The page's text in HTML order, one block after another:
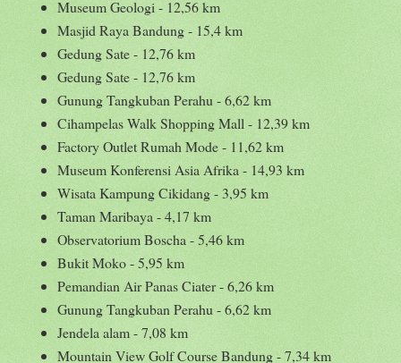
Museum Geologi - 12,56 km
Masjid Raya Bandung - 15,4 km
Gedung Sate - 12,76 km
Gedung Sate - 12,76 km
Gunung Tangkuban Perahu - 6,62 km
Cihampelas Walk Shopping Mall - 12,39 km
Factory Outlet Rumah Mode - 11,62 km
Museum Konferensi Asia Afrika - 14,93 km
Wisata Kampung Cikidang - 3,95 km
Taman Maribaya - 4,17 km
Observatorium Boscha - 5,46 km
Bukit Moko - 5,95 km
Pemandian Air Panas Ciater - 6,26 km
Gunung Tangkuban Perahu - 6,62 km
Jendela alam - 7,08 km
Mountain View Golf Course Bandung - 7,34 km